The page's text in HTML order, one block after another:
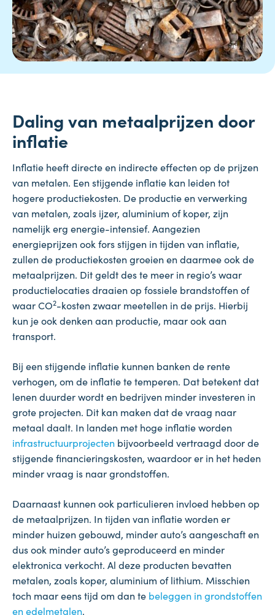
Daling van metaalprijzen door
inflatie
Inflatie heeft directe en indirecte effecten op de prijzen
van metalen. Een stijgende inflatie kan leiden tot
hogere productiekosten. De productie en verwerking
van metalen, zoals ijzer, aluminium of koper, zijn
namelijk erg energie-intensief. Aangezien
energieprijzen ook fors stijgen in tijden van inflatie,
zullen de productiekosten groeien en daarmee ook de
metaalprijzen. Dit geldt des te meer in regio’s waar
productielocaties draaien op fossiele brandstoffen of
waar CO2-kosten zwaar meetellen in de prijs. Hierbij
kun je ook denken aan productie, maar ook aan
transport.
Bij een stijgende inflatie kunnen banken de rente
verhogen, om de inflatie te temperen. Dat betekent dat
lenen duurder wordt en bedrijven minder investeren in
grote projecten. Dit kan maken dat de vraag naar
metaal daalt. In landen met hoge inflatie worden
infrastructuurprojecten bijvoorbeeld vertraagd door de
stijgende financieringskosten, waardoor er in het heden
minder vraag is naar grondstoffen.
Daarnaast kunnen ook particulieren invloed hebben op
de metaalprijzen. In tijden van inflatie worden er
minder huizen gebouwd, minder auto’s aangeschaft en
dus ook minder auto’s geproduceerd en minder
elektronica verkocht. Al deze producten bevatten
metalen, zoals koper, aluminium of lithium. Misschien
toch maar eens tijd om dan te beleggen in grondstoffen
en edelmetalen.